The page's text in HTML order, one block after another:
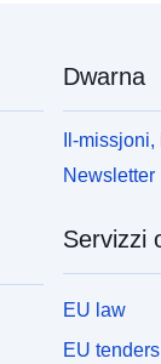
Dwarna
Il-
Newsletter
Servizzi
EU law
EU tenders